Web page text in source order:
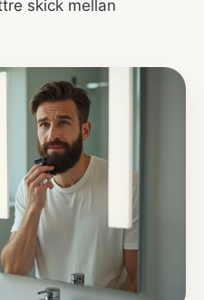
skick mellan